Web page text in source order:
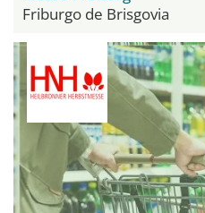
Friburgo de Brisgovia